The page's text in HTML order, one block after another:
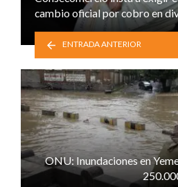
cambio oficial por cobro en
ENTRADA ANTERIOR
ONU: Inundaciones en